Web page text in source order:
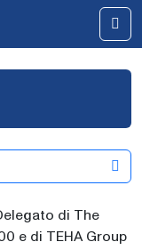
di The
e di TEHA Group